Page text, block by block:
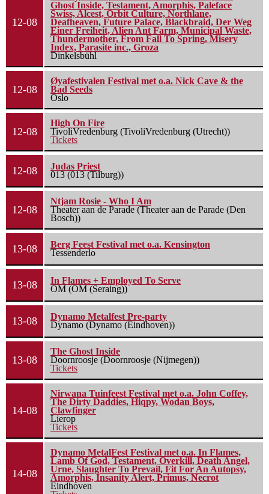
12-08
Ghost Inside, Testament, Amorphis, Paleface
Swiss, Alcest, Orbit Culture, Northlane,
Deafheaven, Future Palace, Blackbraid, Der Weg
Einer Freiheit, Alien Ant Farm, Municipal Waste,
Thundermother, From Fall To Spring, Misery
Index, Parasite inc., Groza
Dinkelsbühl
12-08
Øyafestivalen Festival met o.a. Nick Cave & the
Bad Seeds
Oslo
12-08
High On Fire
TivoliVredenburg (TivoliVredenburg (Utrecht))
Tickets
12-08
Judas Priest
013 (013 (Tilburg))
12-08
Ntjam Rosie - Who I Am
Theater aan de Parade (Theater aan de Parade (Den
Bosch))
13-08
Berg Feest Festival met o.a. Kensington
Tessenderlo
13-08
In Flames + Employed To Serve
OM (OM (Seraing))
13-08
Dynamo Metalfest Pre-party
Dynamo (Dynamo (Eindhoven))
13-08
The Ghost Inside
Doornroosje (Doornroosje (Nijmegen))
Tickets
14-08
Nirwana Tuinfeest Festival met o.a. John Coffey,
The Dirty Daddies, Hiqpy, Wodan Boys,
Clawfinger
Lierop
Tickets
14-08
Dynamo MetalFest Festival met o.a. In Flames,
Lamb Of God, Testament, Overkill, Death Angel,
Urne, Slaughter To Prevail, Fit For An Autopsy,
Amorphis, Insanity Alert, Primus, Necrot
Eindhoven